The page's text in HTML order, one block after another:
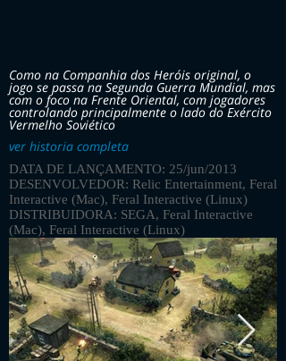
Como na Companhia dos Heróis original, o
jogo se passa na Segunda Guerra Mundial, mas
com o foco na Frente Oriental, com jogadores
controlando principalmente o lado do Exército
Vermelho Soviético
ver historia completa
DATA DE LANÇAMENTO: 25/jun/2013
DESENVOLVEDOR: Relic Entertainment, Feral
Interactive (Mac), Feral Interactive (Linux)
DISTRIBUIDORA: SEGA, Feral Interactive
(Mac), Feral Interactive (Linux)